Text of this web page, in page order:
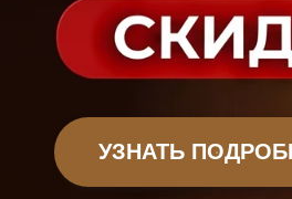
Офисная мебель